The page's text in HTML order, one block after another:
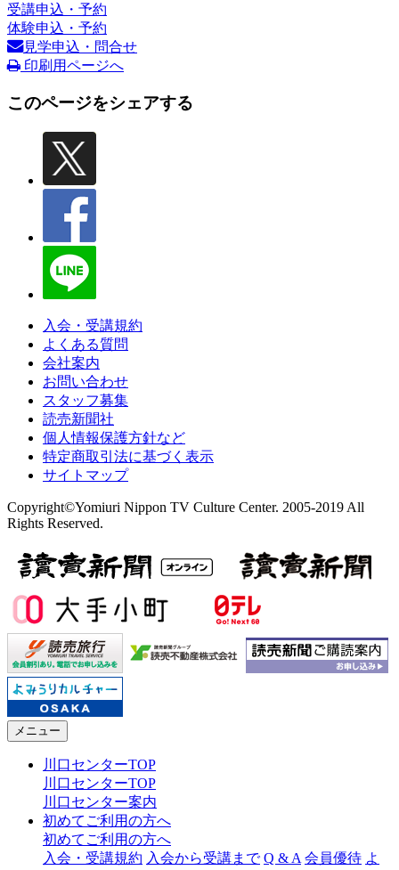
受講申込・予約
体験申込・予約
見学申込・問合せ
印刷用ページへ
このページをシェアする
入会・受講規約
よくある質問
会社案内
お問い合わせ
スタッフ募集
読売新聞社
個人情報保護方針など
特定商取引法に基づく表示
サイトマップ
Copyright©Yomiuri Nippon TV Culture Center. 2005-2019 All
Rights Reserved.
メニュー
川口センターTOP
川口センターTOP
川口センター案内
初めてご利用の方へ
初めてご利用の方へ
入会・受講規約 入会から受講まで Q & A 会員優待 よ